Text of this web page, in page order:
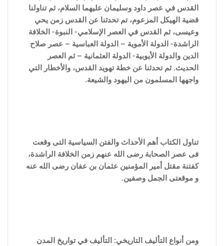
القدس في عصر داود وسليمان عليهما السلام، ثم تناولنا
قضية الهيكل المزعوم، تم تحدثنا عن القدس زمن يحي
وعيسى، ثم القدس في العصر الإسلامي- النبوة- الخلافة
الراشدة- الدولة الأموية – الدولة العباسية – عصر صلاح
الدين والدولة الأيوبية- الدولة العثمانية – ثم العصر
الحديث. ثم تحدثنا عن خطة تهويد القدس، والأخطار التي
واجهها المسلمون من اليهود والشيعة.
تناول الكتاب أهم الأحداث والفتن ا لسياسية التى وقعت
فى عصر الصحابة رضى الله عنهم زمن الخلافة الراشدة،
كفتنة مقتل أمير المؤمنين عثمان بن عفان رضى الله عنه
و موقعتى الجمل وصفين.
ومن أنواع التأليف التاريخي: التأليف في تواريخ المدن